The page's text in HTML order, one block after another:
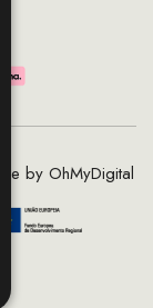
by OhMyDigital